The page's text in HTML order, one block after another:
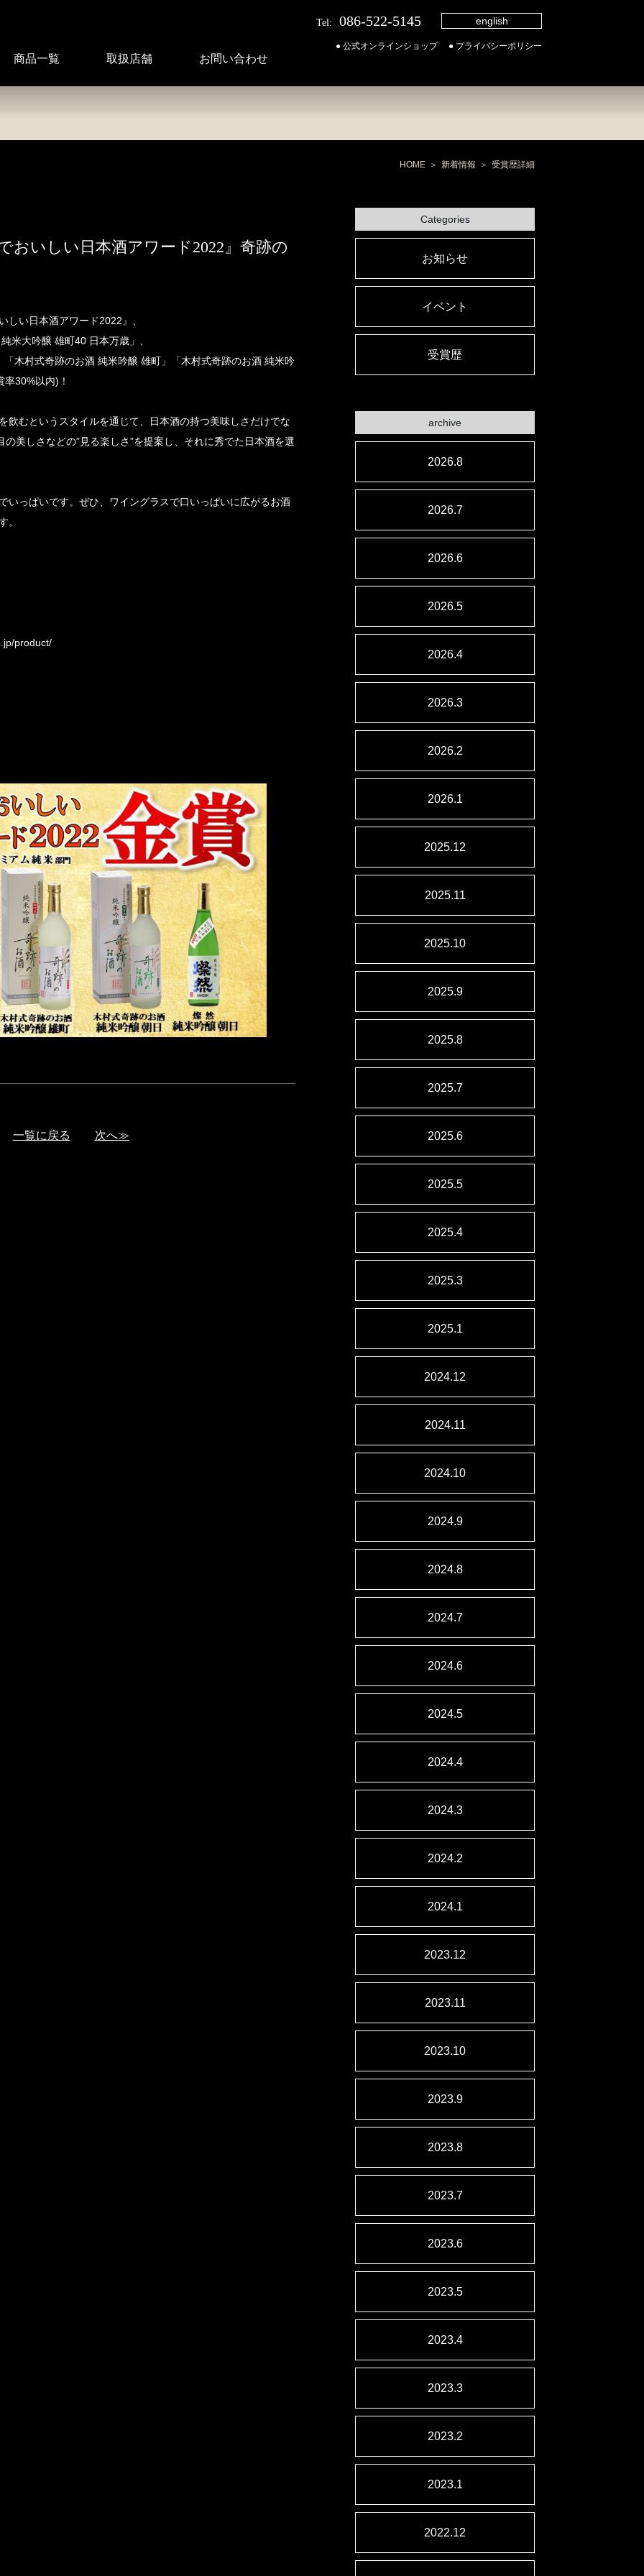
Tel: 086-522-5145 english
● 公式オンラインショップ ● プライバシーポリシー
商品一覧 取扱店舗 お問い合わせ
HOME 新着情報 受賞歴詳細
おいしい日本酒アワード2022』奇跡の
しい日本酒アワード2022』、
米大吟醸 雄町40 日本万歳」、
木村式奇跡のお酒 純米吟醸 雄町」「木村式奇跡のお酒 純米吟
30%以内)！
飲むというスタイルを通じて、日本酒の持つ美味しさだけでな
美しさなどの”見る楽しさ”を提案し、それに秀でた日本酒を選
いっぱいです。ぜひ、ワイングラスで口いっぱいに広がるお酒
。
product/
一覧に戻る 次へ≫
Categories
お知らせ
イベント
受賞歴
archive
2026.8
2026.7
2026.6
2026.5
2026.4
2026.3
2026.2
2026.1
2025.12
2025.11
2025.10
2025.9
2025.8
2025.7
2025.6
2025.5
2025.4
2025.3
2025.1
2024.12
2024.11
2024.10
2024.9
2024.8
2024.7
2024.6
2024.5
2024.4
2024.3
2024.2
2024.1
2023.12
2023.11
2023.10
2023.9
2023.8
2023.7
2023.6
2023.5
2023.4
2023.3
2023.2
2023.1
2022.12